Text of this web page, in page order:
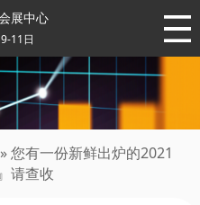
展中心
11日
» 您有一份新鲜出炉的2021
请查收